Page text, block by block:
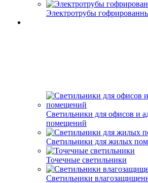
Электротрубы
Светильники для офисов и
помещений
Светильники для жилых
Точечные светильники
Светильники